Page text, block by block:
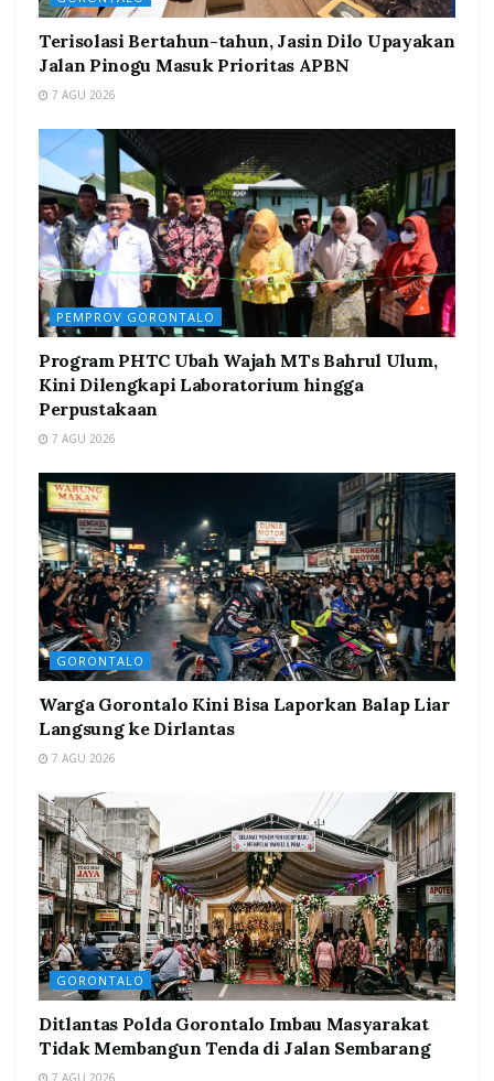
Terisolasi Bertahun-tahun, Jasin Dilo Upayakan
Jalan Pinogu Masuk Prioritas APBN
7 AGU 2026
PEMPROV GORONTALO
Program PHTC Ubah Wajah MTs Bahrul Ulum,
Kini Dilengkapi Laboratorium hingga
Perpustakaan
7 AGU 2026
GORONTALO
Warga Gorontalo Kini Bisa Laporkan Balap Liar
Langsung ke Dirlantas
7 AGU 2026
GORONTALO
Ditlantas Polda Gorontalo Imbau Masyarakat
Tidak Membangun Tenda di Jalan Sembarang
7 AGU 2026